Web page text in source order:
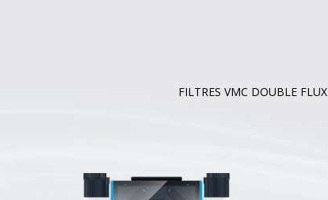
FILTRES VMC DOUBLE FLUX